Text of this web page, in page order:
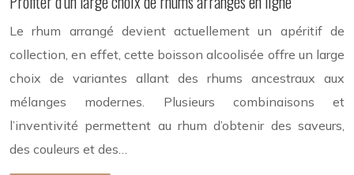
Le rhum arrangé devient actuellement un apéritif de
collection, en effet, cette boisson alcoolisée offre un large
choix de variantes allant des rhums ancestraux aux
mélanges modernes. Plusieurs combinaisons et
l’inventivité permettent au rhum d’obtenir des saveurs,
des couleurs et des…